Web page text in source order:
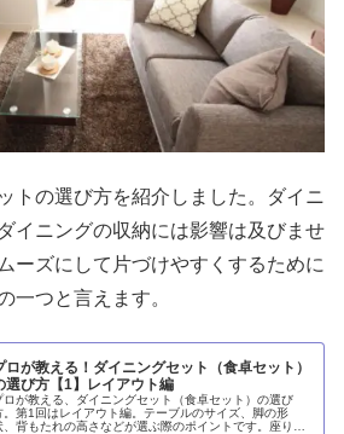
トの選び方を紹介しました。ダイニ
イニングの収納には影響は及びませ
ーズにして片づけやすくするために
一つと言えます。
ロが教える！ダイニングセット（食卓セット）
選び方【1】レイアウト編
ロが教える、ダイニングセット（食卓セット）の選び
。第1回はレイアウト編。テーブルのサイズ、脚の形
、背もたれの高さなどが選ぶ際のポイントです。座り心